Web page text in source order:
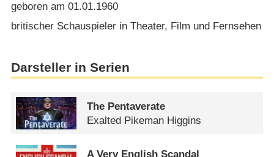
geboren am 01.01.1960
britischer Schauspieler in Theater, Film und Fernsehen
Darsteller in Serien
The Pentaverate
Exalted Pikeman Higgins
A Very English Scandal